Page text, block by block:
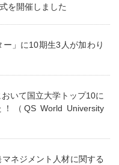
を開催しました
ー」に10期生3人が加わり
いて国立大学トップ10に
（QS World University
ネジメント人材に関する